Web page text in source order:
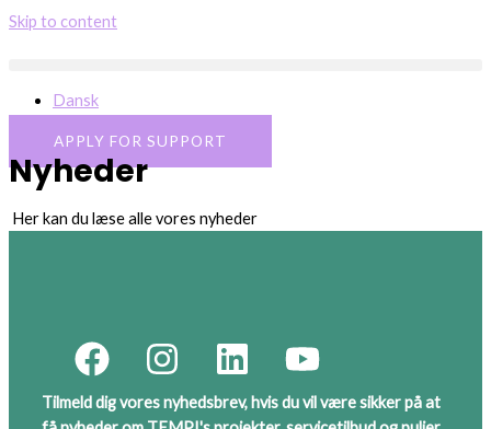
Skip to content
Dansk
APPLY FOR SUPPORT
Nyheder
Her kan du læse alle vores nyheder
Tilmeld dig vores nyhedsbrev, hvis du vil være sikker på at